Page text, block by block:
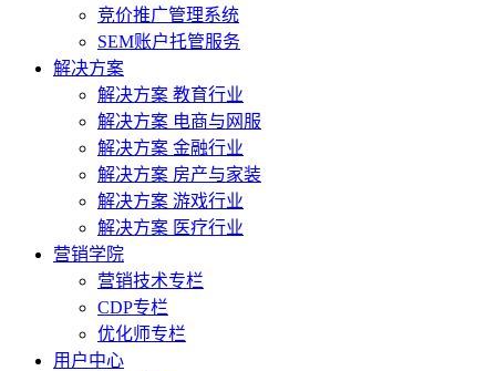
竞价推广管理系统
SEM账户托管服务
解决方案
解决方案 教育行业
解决方案 电商与网服
解决方案 金融行业
解决方案 房产与家装
解决方案 游戏行业
解决方案 医疗行业
营销学院
营销技术专栏
CDP专栏
优化师专栏
用户中心